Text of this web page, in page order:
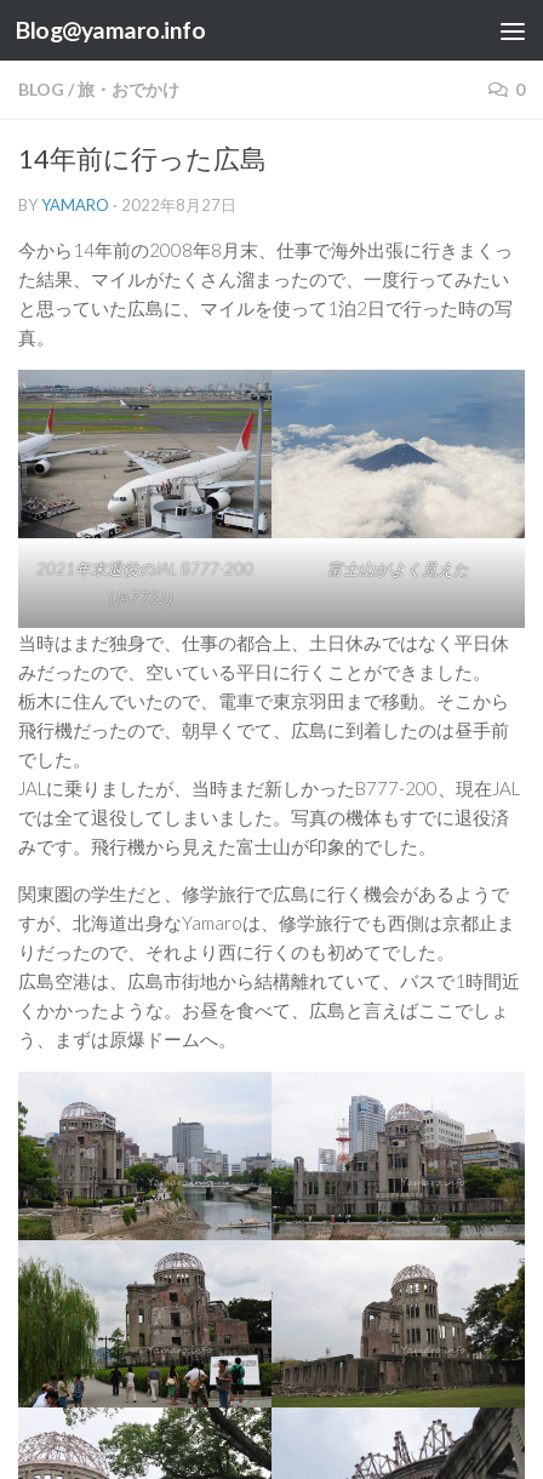
コンテンツへスキップ
Blog@yamaro.info
BLOG /旅・おでかけ 0
14年前に行った広島
BYYAMARO · 2022年8月27日
今から14年前の2008年8月末、仕事で海外出張に行きまくっ
た結果、マイルがたくさん溜まったので、一度行ってみたい
と思っていた広島に、マイルを使って1泊2日で行った時の写
真。
2021年末退役のJAL B777-200
(JA773J）
富士山がよく見えた
当時はまだ独身で、仕事の都合上、土日休みではなく平日休
みだったので、空いている平日に行くことができました。
栃木に住んでいたので、電車で東京羽田まで移動。そこから
飛行機だったので、朝早くでて、広島に到着したのは昼手前
でした。
JALに乗りましたが、当時まだ新しかったB777-200、現在JAL
では全て退役してしまいました。写真の機体もすでに退役済
みです。飛行機から見えた富士山が印象的でした。
関東圏の学生だと、修学旅行で広島に行く機会があるようで
すが、北海道出身なYamaroは、修学旅行でも西側は京都止ま
りだったので、それより西に行くのも初めてでした。
広島空港は、広島市街地から結構離れていて、バスで1時間近
くかかったような。お昼を食べて、広島と言えばここでしょ
う、まずは原爆ドームへ。